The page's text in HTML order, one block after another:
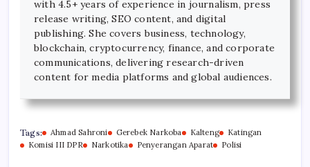
with 4.5+ years of experience in journalism, press
release writing, SEO content, and digital
publishing. She covers business, technology,
blockchain, cryptocurrency, finance, and corporate
communications, delivering research-driven
content for media platforms and global audiences.
Tags: Ahmad Sahroni Gerebek Narkoba Kalteng
Katingan
Komisi III DPR
Narkotika Penyerangan Aparat Polisi